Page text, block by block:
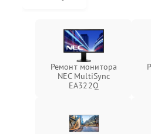
Ремонт монитора
NEC MultiSync
EA322Q